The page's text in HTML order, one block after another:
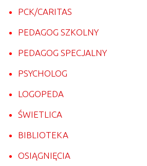
PCK/CARITAS
PEDAGOG SZKOLNY
PEDAGOG SPECJALNY
PSYCHOLOG
LOGOPEDA
ŚWIETLICA
BIBLIOTEKA
OSIĄGNIĘCIA